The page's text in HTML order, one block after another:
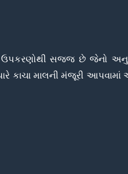
ઉપકરણોથી સજ્જ છે જેનો
કાચા માલની મંજૂરી